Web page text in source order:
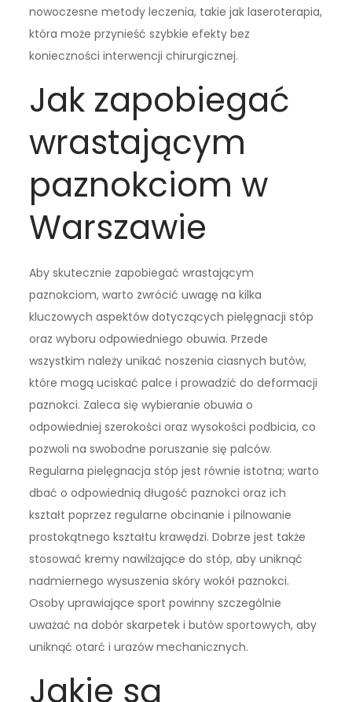
nowoczesne metody leczenia, takie jak laseroterapia,
która może przynieść szybkie efekty bez
konieczności interwencji chirurgicznej.
Jak zapobiegać
wrastającym
paznokciom w
Warszawie
Aby skutecznie zapobiegać wrastającym
paznokciom, warto zwrócić uwagę na kilka
kluczowych aspektów dotyczących pielęgnacji stóp
oraz wyboru odpowiedniego obuwia. Przede
wszystkim należy unikać noszenia ciasnych butów,
które mogą uciskać palce i prowadzić do deformacji
paznokci. Zaleca się wybieranie obuwia o
odpowiedniej szerokości oraz wysokości podbicia, co
pozwoli na swobodne poruszanie się palców.
Regularna pielęgnacja stóp jest równie istotna; warto
dbać o odpowiednią długość paznokci oraz ich
kształt poprzez regularne obcinanie i pilnowanie
prostokątnego kształtu krawędzi. Dobrze jest także
stosować kremy nawilżające do stóp, aby uniknąć
nadmiernego wysuszenia skóry wokół paznokci.
Osoby uprawiające sport powinny szczególnie
uważać na dobór skarpetek i butów sportowych, aby
uniknąć otarć i urazów mechanicznych.
Jakie są